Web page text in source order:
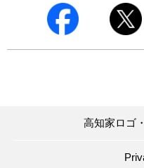
高知家ロゴ